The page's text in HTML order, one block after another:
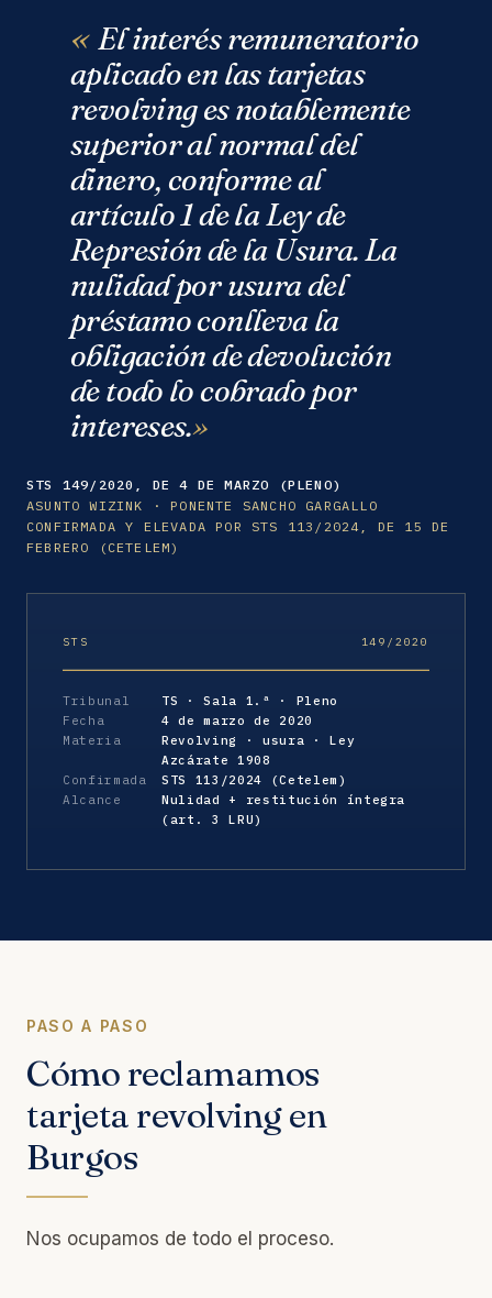
El interés remuneratorio
aplicado en las tarjetas
revolving es notablemente
superior al normal del
dinero, conforme al
artículo 1 de la Ley de
Represión de la Usura. La
nulidad por usura del
préstamo conlleva la
obligación de devolución
de todo lo cobrado por
intereses.
STS 149/2020, DE 4 DE MARZO (PLENO)
ASUNTO WIZINK · PONENTE SANCHO GARGALLO
CONFIRMADA Y ELEVADA POR STS 113/2024, DE 15 DE
FEBRERO (CETELEM)
STS 149/2020
Tribunal
TS · Sala 1.ª · Pleno
Fecha
4 de marzo de 2020
Materia
Revolving · usura · Ley
Azcárate 1908
Confirmada
STS 113/2024 (Cetelem)
Alcance
Nulidad + restitución íntegra
(art. 3 LRU)
PASO A PASO
Cómo reclamamos
tarjeta revolving en
Burgos
Nos ocupamos de todo el proceso.